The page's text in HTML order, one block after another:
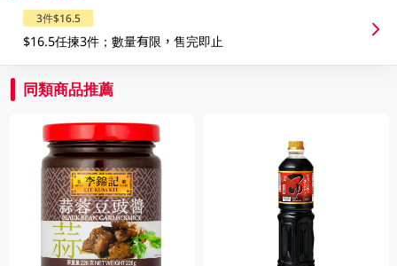
3件$16.5
$16.5任揀3件；數量有限，售完即止
同類商品推薦